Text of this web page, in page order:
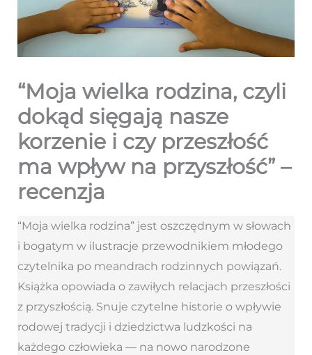
“Moja wielka rodzina, czyli
dokąd sięgają nasze
korzenie i czy przeszłość
ma wpływ na przyszłość” –
recenzja
“Moja wielka rodzina” jest oszczędnym w słowach
i bogatym w ilustracje przewodnikiem młodego
czytelnika po meandrach rodzinnych powiązań.
Książka opowiada o zawiłych relacjach przeszłości
z przyszłością. Snuje czytelne historie o wpływie
rodowej tradycji i dziedzictwa ludzkości na
każdego człowieka — na nowo narodzone